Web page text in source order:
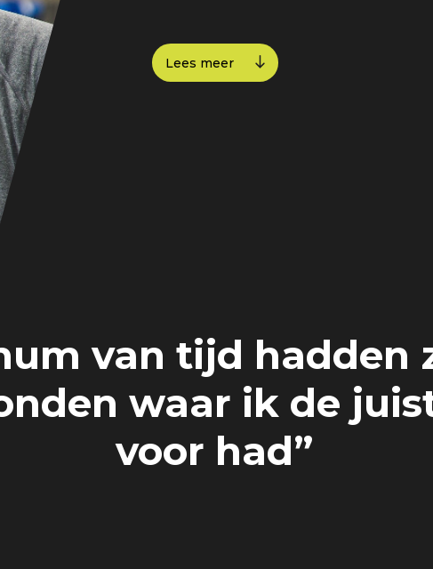
Lees meer
van tijd hadden
waar ik de
voor had”